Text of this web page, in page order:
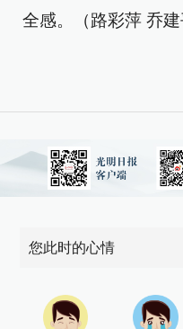
全感。（路彩萍 乔建
您此时的心情